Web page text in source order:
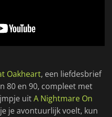
Oakheart, een liefdesbrief
80 en 90, compleet met
uitA Nightmare On
je avontuurlijk voelt, kun